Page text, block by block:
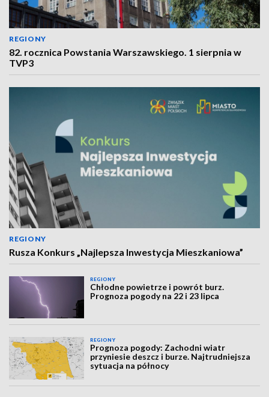
REGIONY
82. rocznica Powstania Warszawskiego. 1 sierpnia w
TVP3
REGIONY
Rusza Konkurs „Najlepsza Inwestycja Mieszkaniowa”
REGIONY
Chłodne powietrze i powrót burz.
Prognoza pogody na 22 i 23 lipca
REGIONY
Prognoza pogody: Zachodni wiatr
przyniesie deszcz i burze. Najtrudniejsza
sytuacja na północy